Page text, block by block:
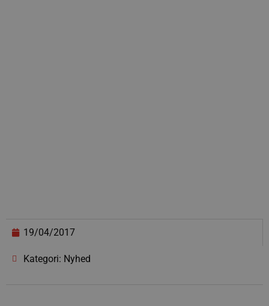
19/04/2017
Kategori: Nyhed